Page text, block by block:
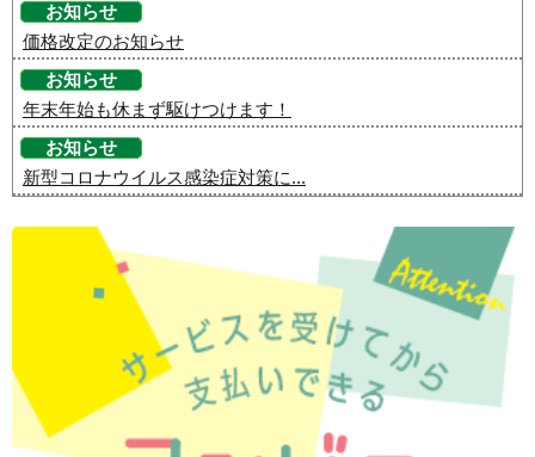
お知らせ
価格改定のお知らせ
お知らせ
年末年始も休まず駆けつけます！
お知らせ
新型コロナウイルス感染症対策に...